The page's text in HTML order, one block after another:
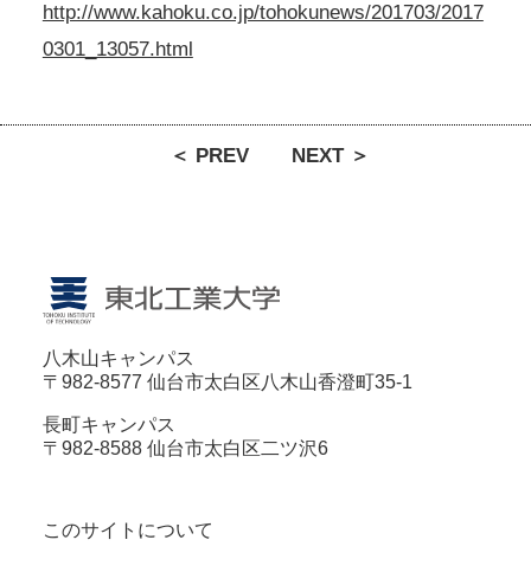
http://www.kahoku.co.jp/tohokunews/201703/2017
0301_13057.html
＜ PREV NEXT ＞
八木山キャンパス
〒982-8577 仙台市太白区八木山香澄町35-1
長町キャンパス
〒982-8588 仙台市太白区二ツ沢6
このサイトについて